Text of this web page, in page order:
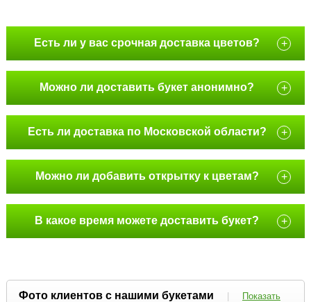
Есть ли у вас срочная доставка цветов? +
Можно ли доставить букет анонимно? +
Есть ли доставка по Московской области? +
Можно ли добавить открытку к цветам? +
В какое время можете доставить букет? +
Фото клиентов с нашими букетами |
Показать